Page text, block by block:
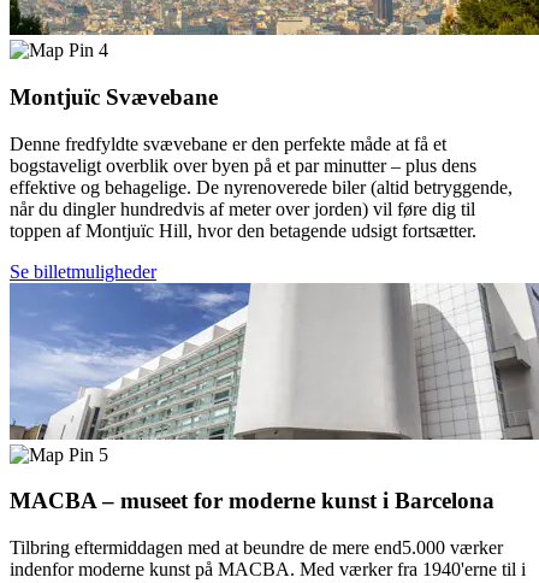
4
Montjuïc Svævebane
Denne fredfyldte svævebane er den perfekte måde at få et
bogstaveligt overblik over byen på et par minutter – plus dens
effektive og behagelige. De nyrenoverede biler (altid betryggende,
når du dingler hundredvis af meter over jorden) vil føre dig til
toppen af Montjuïc Hill, hvor den betagende udsigt fortsætter.
Se billetmuligheder
5
MACBA – museet for moderne kunst i Barcelona
Tilbring eftermiddagen med at beundre de mere end5.000 værker
indenfor moderne kunst på MACBA. Med værker fra 1940'erne til i